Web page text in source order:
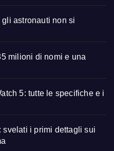
gli astronauti non si
milioni di nomi e una
5: tutte le specifiche e i
svelati i primi dettagli sui